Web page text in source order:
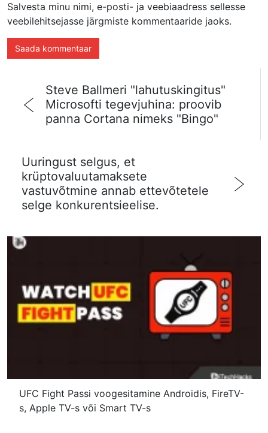
Salvesta minu nimi, e-posti- ja veebiaadress sellesse
veebilehitsejasse järgmiste kommentaaride jaoks.
Steve Ballmeri "lahutuskingitus"
Microsofti tegevjuhina: proovib
panna Cortana nimeks "Bingo"
Uuringust selgus, et
krüptovaluutamaksete
vastuvõtmine annab ettevõtetele
selge konkurentsieelise.
UFC Fight Passi voogesitamine Androidis, FireTV-
s, Apple TV-s või Smart TV-s